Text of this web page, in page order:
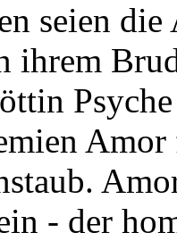
seien
ihrem
- der